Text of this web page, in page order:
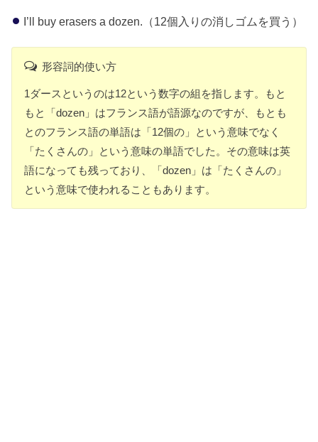
I’ll buy erasers a dozen.（12個入りの消しゴムを買う）
形容詞的使い方
1ダースというのは12という数字の組を指します。もと
もと「dozen」はフランス語が語源なのですが、もとも
とのフランス語の単語は「12個の」という意味でなく
「たくさんの」という意味の単語でした。その意味は英
語になっても残っており、「dozen」は「たくさんの」
という意味で使われることもあります。